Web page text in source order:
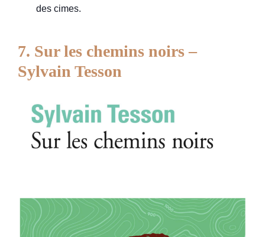
des cimes.
7. Sur les chemins noirs –
Sylvain Tesson